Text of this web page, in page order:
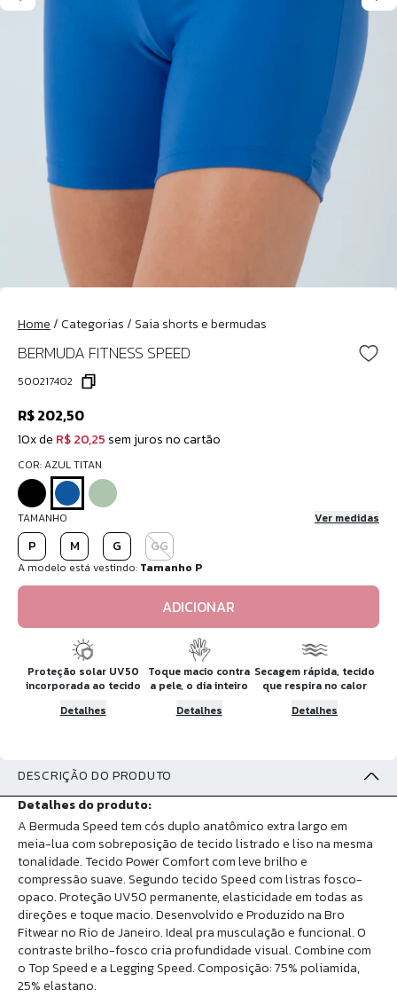
Home/Categorias/Saia shorts e bermudas
BERMUDA FITNESS SPEED
500217402
R$ 202,50
10x de R$ 20,25 sem juros no cartão
COR: AZUL TITAN
TAMANHO Ver medidas
P M G GG
A modelo está vestindo: Tamanho P
ADICIONAR
Proteção solar UV50
incorporada ao tecido
Detalhes
Toque macio contra
a pele, o dia inteiro
Detalhes
Secagem rápida, tecido
que respira no calor
Detalhes
DESCRIÇÃO DO PRODUTO
Detalhes do produto:
A Bermuda Speed tem cós duplo anatômico extra largo em
meia-lua com sobreposição de tecido listrado e liso na mesma
tonalidade. Tecido Power Comfort com leve brilho e
compressão suave. Segundo tecido Speed com listras fosco-
opaco. Proteção UV50 permanente, elasticidade em todas as
direções e toque macio. Desenvolvido e Produzido na Bro
Fitwear no Rio de Janeiro. Ideal pra musculação e funcional. O
contraste brilho-fosco cria profundidade visual. Combine com
o Top Speed e a Legging Speed. Composição: 75% poliamida,
25% elastano.